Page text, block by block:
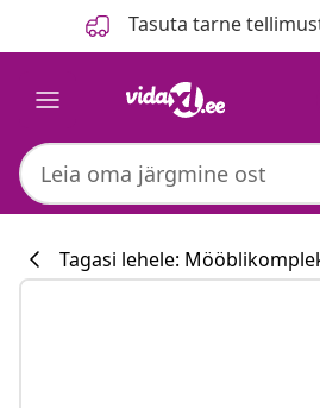
Tasuta tarne
Tagasi lehele: